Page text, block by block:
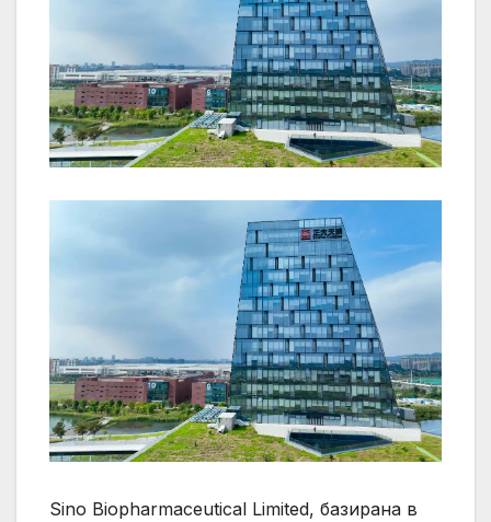
Sino Biopharmaceutical Limited, базирана в